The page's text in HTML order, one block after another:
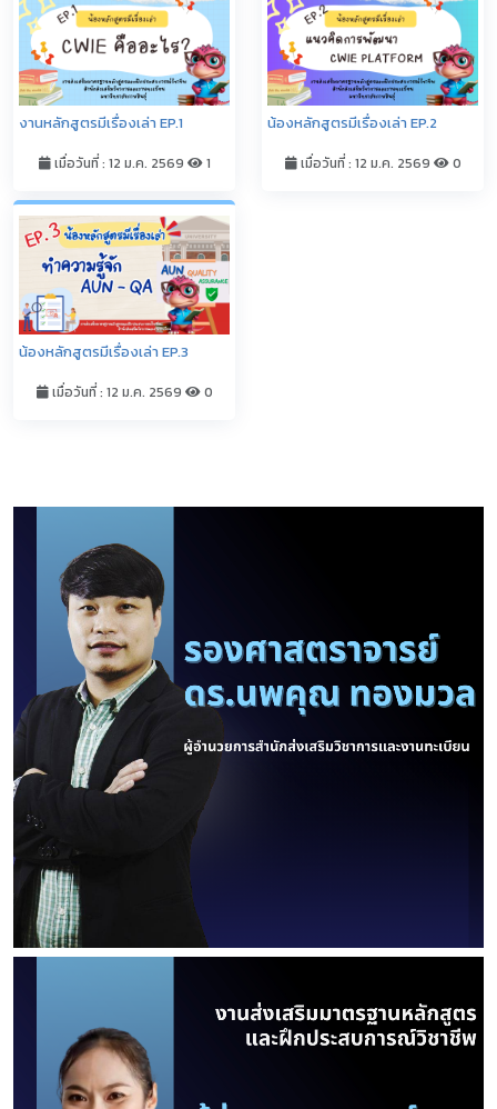
งานหลักสูตรมีเรื่องเล่า EP.1
เมื่อวันที่ : 12 ม.ค. 2569 1
น้องหลักสูตรมีเรื่องเล่า EP.2
เมื่อวันที่ : 12 ม.ค. 2569 0
น้องหลักสูตรมีเรื่องเล่า EP.3
เมื่อวันที่ : 12 ม.ค. 2569 0